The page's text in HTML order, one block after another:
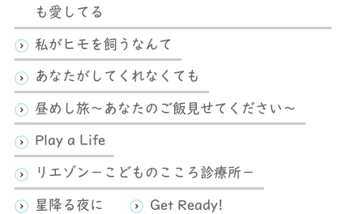
も愛してる
私がヒモを飼うなんて
あなたがしてくれなくても
昼めし旅～あなたのご飯見せてください～
Play a Life
リエゾン－こどものこころ診療所－
星降る夜に Get Ready!